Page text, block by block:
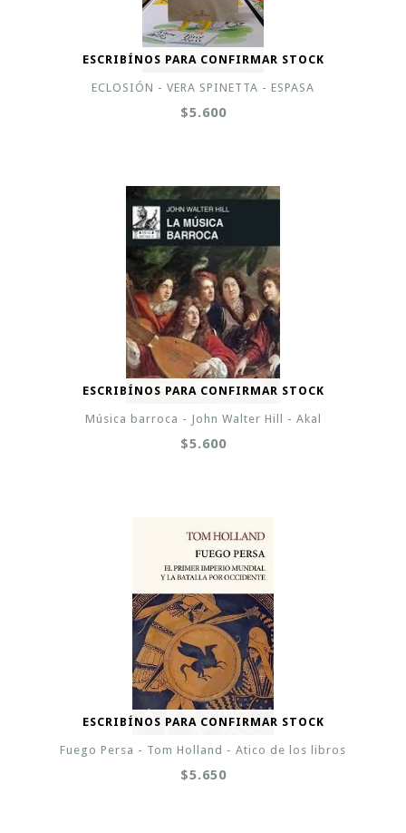
ESCRIBÍNOS PARA CONFIRMAR STOCK
ECLOSIÓN - VERA SPINETTA - ESPASA
$5.600
ESCRIBÍNOS PARA CONFIRMAR STOCK
Música barroca - John Walter Hill - Akal
$5.600
ESCRIBÍNOS PARA CONFIRMAR STOCK
Fuego Persa - Tom Holland - Atico de los libros
$5.650